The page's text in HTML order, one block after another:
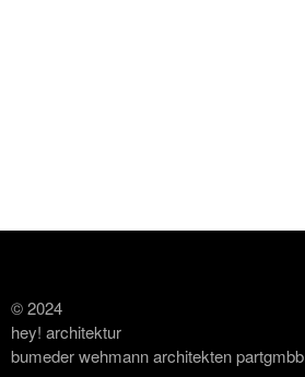
© 2024
hey! architektur
bumeder wehmann architekten partgmbb